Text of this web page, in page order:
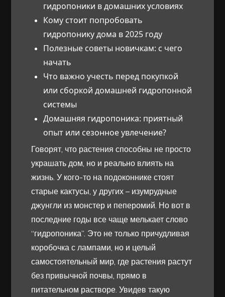
гидропоники в домашних условиях
Кому стоит попробовать
гидропонику дома в 2025 году
Полезные советы новичкам: с чего
начать
Что важно учесть перед покупкой
или сборкой домашней гидропонной
системы
Домашняя гидропоника: приятный
опыт или сезонное увлечение?
Говорят, что растения способны не просто
украшать дом, но и реально влиять на
жизнь. У кого-то на подоконнике стоят
старые кактусы, у других – изумрудные
джунгли из монстер и пеперомий. Но вот в
последние годы все чаще мелькает слово
“гидропоника”. Это не только причудливая
коробочка с лампами, но и целый
самостоятельный мир, где растения растут
без привычной почвы, прямо в
питательном растворе. Увидев такую